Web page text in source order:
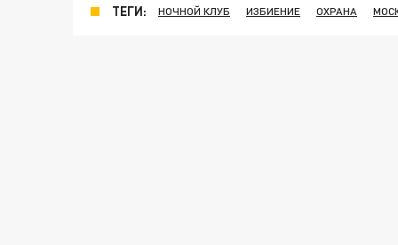
ТЕГИ: НОЧНОЙ КЛУБ ИЗБИЕНИЕ ОХРАНА